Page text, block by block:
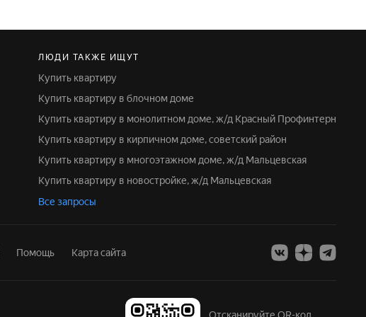
ЛЮДИ ТАКЖЕ ИЩУТ
Купить квартиру
Купить квартиру в блочном доме
Купить квартиру в монолитном доме, ж/д Красный Профинтерн
Купить квартиру в кирпичном доме, советский район
Купить квартиру в многоэтажном доме, ж/д Мальцевская
Купить квартиру в новостройке, ж/д Мальцевская
Все запросы
Помощь Карта сайта